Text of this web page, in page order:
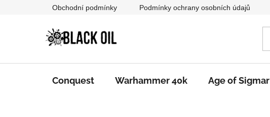
Obchodní podmínky Podmínky ochrany osobních údajů
Conquest Warhammer 40k Age of Sigmar